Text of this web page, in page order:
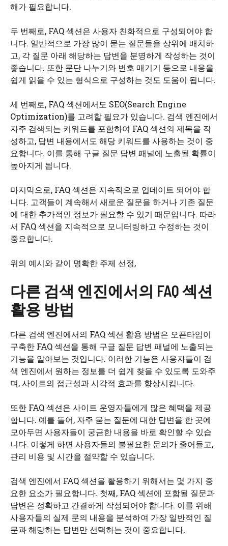
해가 필요합니다.
두 번째로, FAQ 섹션은 사용자 친화적으로 구성되어야 합
니다. 일반적으로 가장 많이 묻는 질문들을 상위에 배치하
고, 각 질문 아래 해당하는 답변을 분명하게 작성하는 것이
좋습니다. 또한 문단 나누기와 번호 매기기 등으로 내용을
쉽게 읽을 수 있는 형식으로 구성하는 것도 도움이 됩니다.
세 번째로, FAQ 섹션에서도 SEO(Search Engine
Optimization)를 고려할 필요가 있습니다. 검색 엔진에서
자주 검색되는 키워드를 포함하여 FAQ 섹션의 제목을 작
성하고, 답변 내용에서도 해당 키워드를 사용하는 것이 중
요합니다. 이를 통해 구글 질문 답변 패널에 노출될 확률이
높아지게 됩니다.
마지막으로, FAQ 섹션은 지속적으로 업데이트 되어야 합
니다. 고객들이 계속해서 새로운 질문을 하거나 기존 질문
에 대한 추가적인 정보가 필요할 수 있기 때문입니다. 따라
서 FAQ 섹션을 지속적으로 모니터링하고 수정하는 것이
중요합니다.
위의 예시와 같이 명확한 주제 선정,
다른 검색 엔진에서의 FAQ 섹션
활용 방법
다른 검색 엔진에서의 FAQ 섹션 활용 방법은 오픈타임이
구축한 FAQ 섹션을 통해 구글 질문 답변 패널에 노출되는
기능을 알아보는 것입니다. 이러한 기능은 사용자들이 검
색 엔진에서 원하는 정보를 더 쉽게 찾을 수 있도록 도와주
며, 사이트의 접근성과 시각적 효과를 향상시킵니다.
또한 FAQ 섹션은 사이트 운영자들에게 많은 혜택을 제공
합니다. 예를 들어, 자주 묻는 질문에 대한 답변을 한 곳에
모아두면 사용자들이 궁금한 내용을 바로 확인할 수 있습
니다. 이렇게 하면 사용자들의 불필요한 문의가 줄어들고,
관리 비용 및 시간을 절약할 수 있습니다.
검색 엔진에서 FAQ 섹션을 활용하기 위해서는 몇 가지 중
요한 요소가 필요합니다. 첫째, FAQ 섹션에 포함될 질문과
답변은 정확하고 간결하게 작성되어야 합니다. 이를 위해
사용자들의 실제 문의 내용을 분석하여 가장 일반적인 질
문과 해당하는 답변만 선택하는 것이 중요합니다.